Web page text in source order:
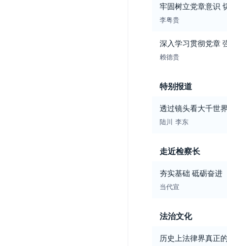
牢固树立党章意识
李粤贵
深入学习贯彻党章
赖德贵
特别报道
透过镜头看大千世
陆川 李东
走近检察长
夯实基础 砥砺奋进
当代宣
法治文化
历史上法律界真正